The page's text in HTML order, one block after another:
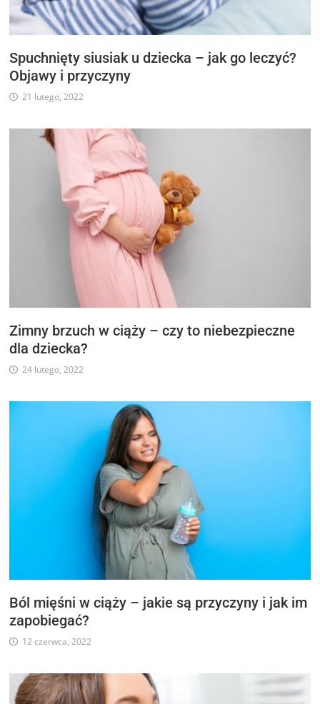
Spuchnięty siusiak u dziecka – jak go leczyć?
Objawy i przyczyny
21 lutego, 2022
Zimny brzuch w ciąży – czy to niebezpieczne
dla dziecka?
24 lutego, 2022
Ból mięśni w ciąży – jakie są przyczyny i jak im
zapobiegać?
12 czerwca, 2022